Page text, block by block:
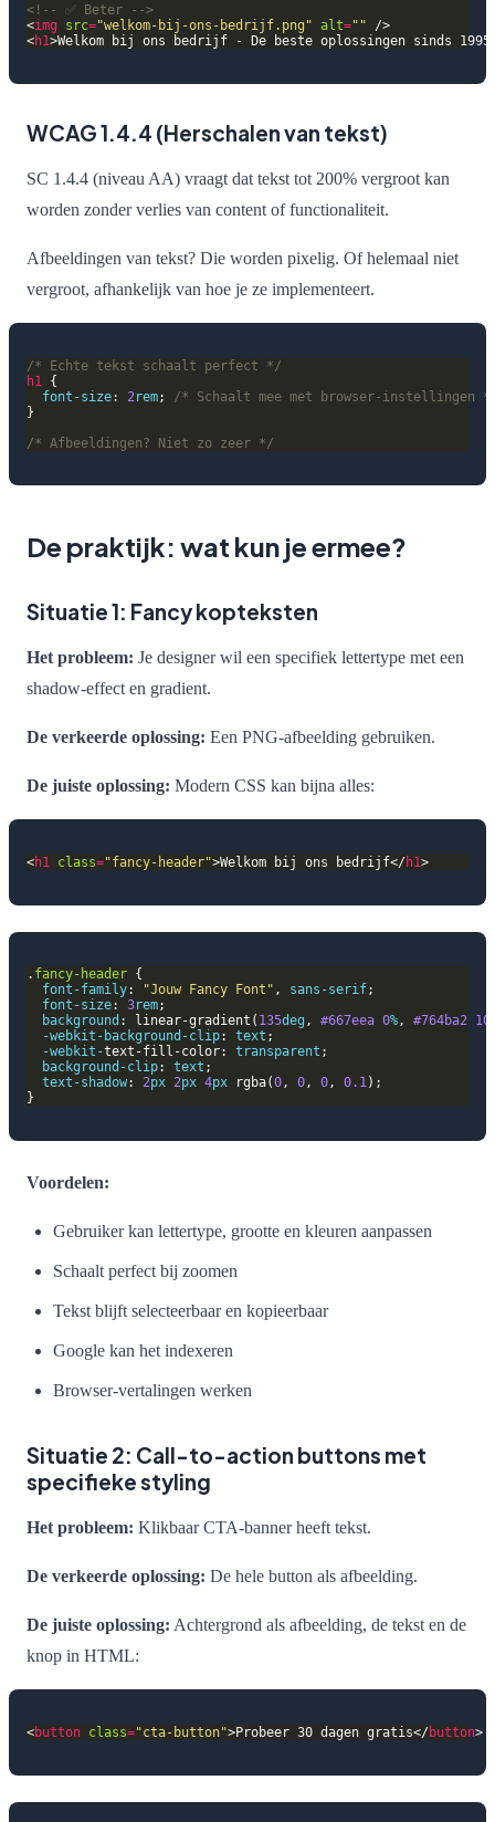
<!-- ✅ Beter -->
<img src="welkom-bij-ons-bedrijf.png" alt=""
<h1>Welkom bij ons bedrijf - De beste oplossingen sinds
WCAG 1.4.4 (Herschalen van tekst)
SC 1.4.4 (niveau AA) vraagt dat tekst tot 200% vergroot kan
worden zonder verlies van content of functionaliteit.
Afbeeldingen van tekst? Die worden pixelig. Of helemaal niet
vergroot, afhankelijk van hoe je ze implementeert.
/* Echte tekst schaalt perfect */
h1
font-size: 2 rem;
/* Schaalt mee met browser-instellingen
/* Afbeeldingen? Niet zo zeer */
De praktijk: wat kun je ermee?
Situatie 1: Fancy kopteksten
Het probleem: Je designer wil een specifiek lettertype met een
shadow-effect en gradient.
De verkeerde oplossing: Een PNG-afbeelding gebruiken.
De juiste oplossing: Modern CSS kan bijna alles:
<h1 class="fancy-header">Welkom bij ons bedrijf</h1
. fancy-header
font-family: "Jouw Fancy Font" , sans-serif
font-size: 3rem
background : linear-gradient( 135deg , #667eea 0%, #764ba2
-webkit- background-clip: text
-webkit-text-fill-color: transparent
background-clip: text
text-shadow: 2px 2px 4px rgba(0, 0, 0, 0.1
Voordelen:
Gebruiker kan lettertype, grootte en kleuren aanpassen
Schaalt perfect bij zoomen
Tekst blijft selecteerbaar en kopieerbaar
Google kan het indexeren
Browser-vertalingen werken
Situatie 2: Call-to-action buttons met
specifieke styling
Het probleem: Klikbaar CTA-banner heeft tekst.
De verkeerde oplossing: De hele button als afbeelding.
De juiste oplossing: Achtergrond als afbeelding, de tekst en de
knop in HTML:
<button class="cta-button">Probeer 30 dagen gratis</button